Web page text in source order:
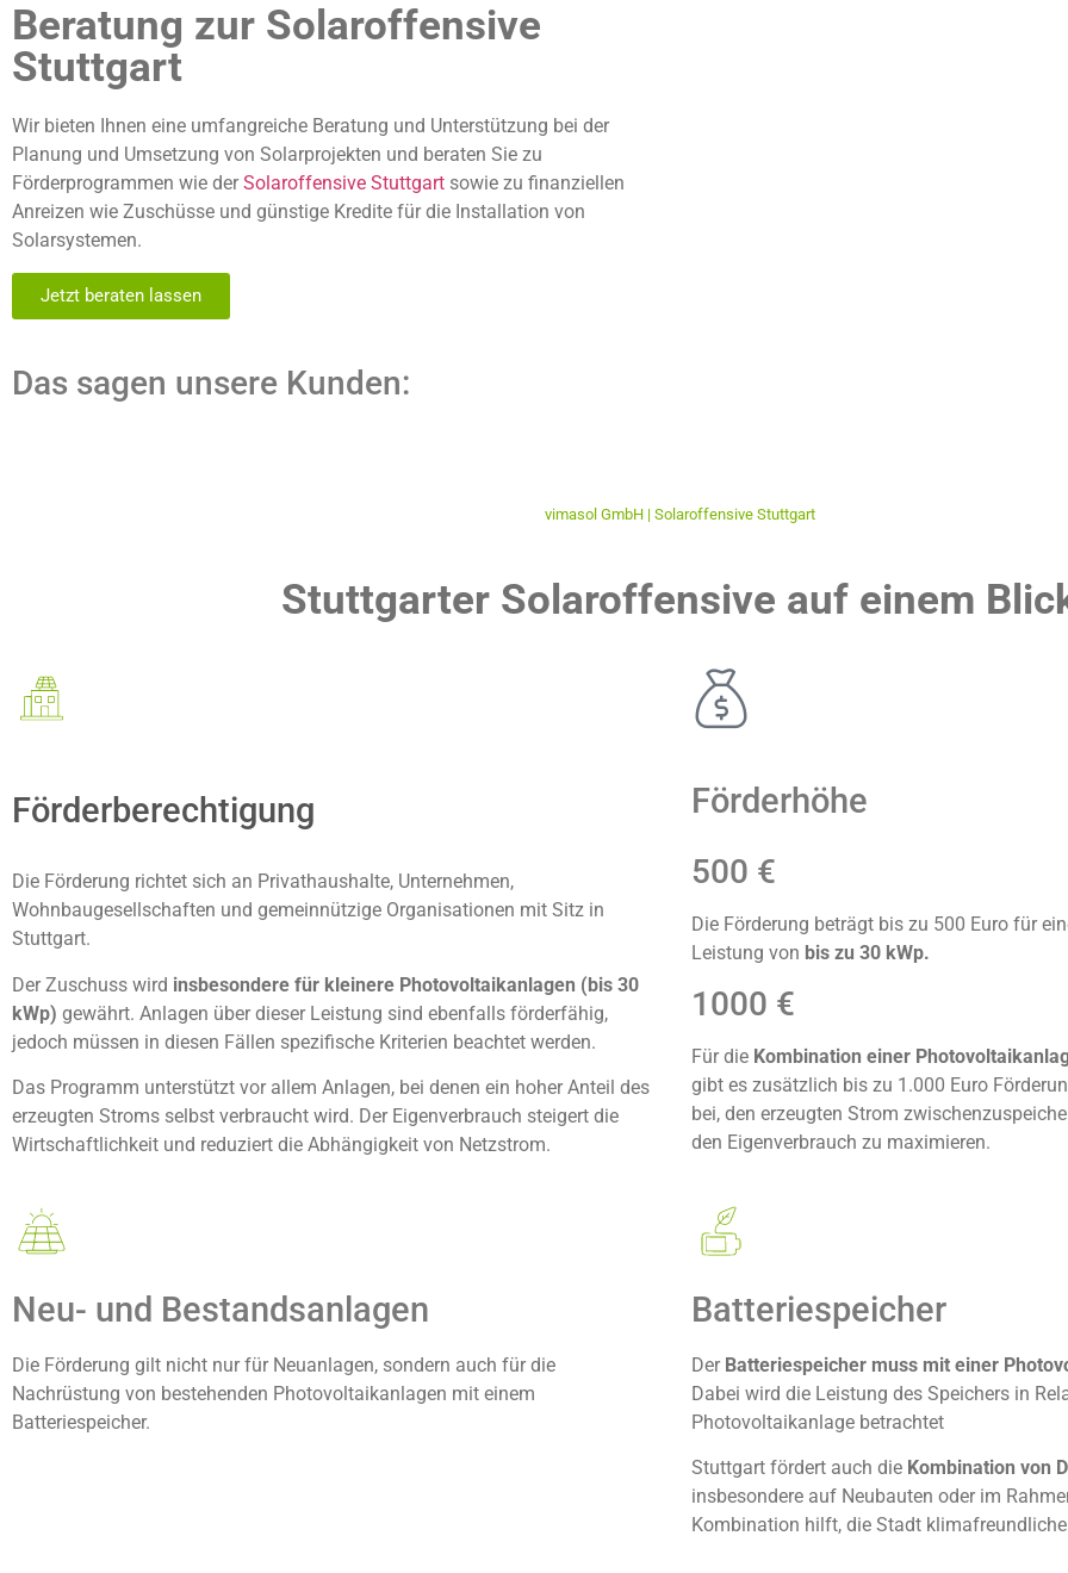
Beratung zur Solaroffensive
Stuttgart
Wir bieten Ihnen eine umfangreiche Beratung und Unterstützung bei der
Planung und Umsetzung von Solarprojekten und beraten Sie zu
Förderprogrammen wie derSolaroffensive Stuttgart sowie zu finanziellen
Anreizen wie Zuschüsse und günstige Kredite für die Installation von
Solarsystemen.
Jetzt beraten lassen
Das sagen unsere Kunden:
vimasol GmbH | Solaroffensive Stuttgart
Stuttgarter Solaroffensive auf einem
Förderberechtigung
Die Förderung richtet sich an Privathaushalte, Unternehmen,
Wohnbaugesellschaften und gemeinnützige Organisationen mit Sitz in
Stuttgart.
Der Zuschuss wird insbesondere für kleinere Photovoltaikanlagen (bis 30
kWp) gewährt. Anlagen über dieser Leistung sind ebenfalls förderfähig,
jedoch müssen in diesen Fällen spezifische Kriterien beachtet werden.
Das Programm unterstützt vor allem Anlagen, bei denen ein hoher Anteil des
erzeugten Stroms selbst verbraucht wird. Der Eigenverbrauch steigert die
Wirtschaftlichkeit und reduziert die Abhängigkeit von Netzstrom.
Förderhöhe
500 €
Die Förderung beträgt bis zu 500 Euro für
Leistung von bis zu 30 kWp.
1000 €
Für die Kombination einer
gibt es zusätzlich bis zu 1.000 Euro
bei, den erzeugten Strom
den Eigenverbrauch zu maximieren.
Neu- und Bestandsanlagen
Die Förderung gilt nicht nur für Neuanlagen, sondern auch für die
Nachrüstung von bestehenden Photovoltaikanlagen mit einem
Batteriespeicher.
Batteriespeicher
Der Batteriespeicher muss mit einer
Dabei wird die Leistung des Speichers in
Photovoltaikanlage betrachtet
Stuttgart fördert auch die Kombination von
insbesondere auf Neubauten oder im
Kombination hilft, die Stadt